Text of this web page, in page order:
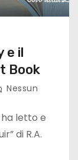
e il
Book
Nessun
letto e
di R.A.